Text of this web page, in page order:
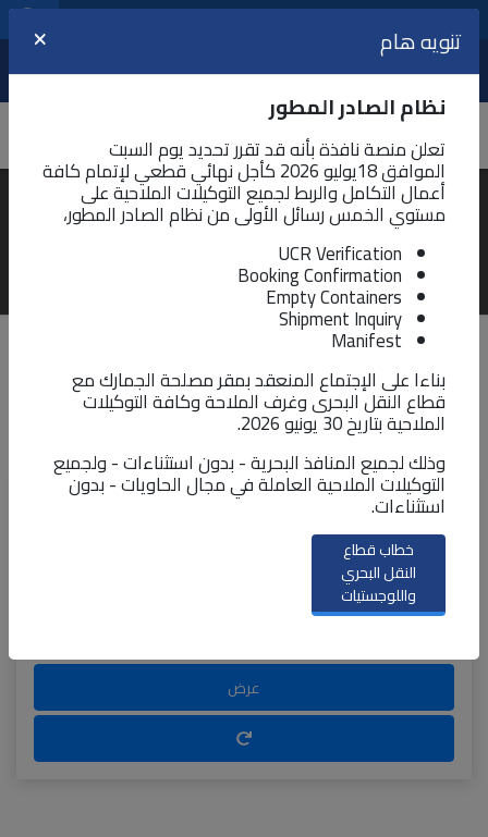
عرض
مركز الوسائط المتعددة لنافذة
يمكنك هنا مشاهدة الصور و الفيديوهات التي توثق لأهم الاحداث و
الخط الزمني لمشروع النافذة الواحدة
ابحث في الوسائط المتعددة
الصور
الفيديو الكل
عرض
تنويه هام ×
نظام الصادر المطور
تعلن منصة نافذة بأنه قد تقرر تحديد يوم السبت
الموافق 18يوليو 2026 كأجل نهائي قطعي لإتمام كافة
أعمال التكامل والربط لجميع التوكيلات الملاحية على
مستوي الخمس رسائل الأولى من نظام الصادر المطور،
UCR Verification
Booking Confirmation
Empty Containers
Shipment Inquiry
Manifest
بناءا على الإجتماع المنعقد بمقر مصلحة الجمارك مع
قطاع النقل البحرى وغرف الملاحة وكافة التوكيلات
الملاحية بتاريخ 30 يونيو 2026.
وذلك لجميع المنافذ البحرية - بدون استثناءات - ولجميع
التوكيلات الملاحية العاملة في مجال الحاويات - بدون
استثناءات.
خطاب قطاع
النقل البحري
واللوجستيات